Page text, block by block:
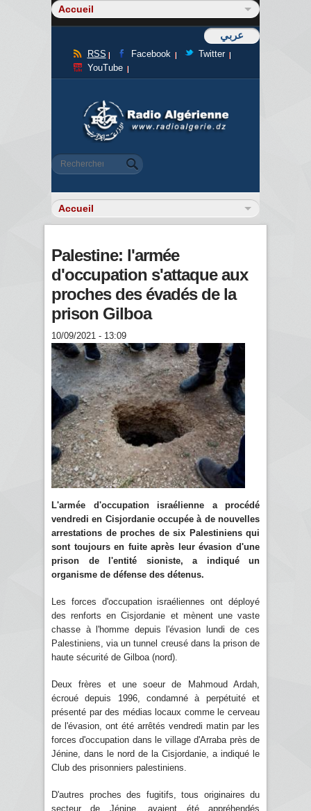
عربي
RSS Facebook
Twitter
YouTube
Formulaire de recherche
Rechercher
Palestine: l'armée
d'occupation s'attaque aux
proches des évadés de la
prison Gilboa
10/09/2021 - 13:09
L'armée d'occupation israélienne a procédé
vendredi en Cisjordanie occupée à de nouvelles
arrestations de proches de six Palestiniens qui
sont toujours en fuite après leur évasion d'une
prison de l'entité sioniste, a indiqué un
organisme de défense des détenus.
Les forces d'occupation israéliennes ont déployé
des renforts en Cisjordanie et mènent une vaste
chasse à l'homme depuis l'évasion lundi de ces
Palestiniens, via un tunnel creusé dans la prison de
haute sécurité de Gilboa (nord).
Deux frères et une soeur de Mahmoud Ardah,
écroué depuis 1996, condamné à perpétuité et
présenté par des médias locaux comme le cerveau
de l'évasion, ont été arrêtés vendredi matin par les
forces d'occupation dans le village d'Arraba près de
Jénine, dans le nord de la Cisjordanie, a indiqué le
Club des prisonniers palestiniens.
D'autres proches des fugitifs, tous originaires du
secteur de Jénine, avaient été appréhendés